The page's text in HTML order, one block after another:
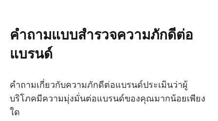
คำถามแบบสำรวจความภักดีต่อ
แบรนด์
คำถามเกี่ยวกับความภักดีต่อแบรนด์ประเมินว่าผู้
บริโภคมีความมุ่งมั่นต่อแบรนด์ของคุณมากน้อยเพียง
ใด